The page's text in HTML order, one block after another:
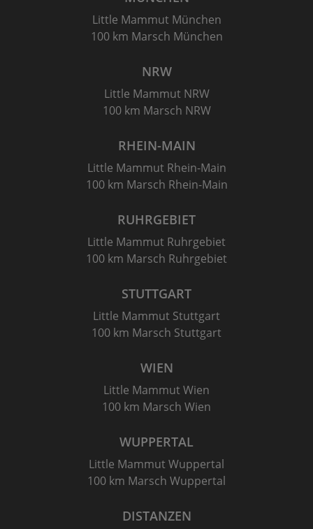
Little Mammut München
100 km Marsch München
NRW
Little Mammut NRW
100 km Marsch NRW
RHEIN-MAIN
Little Mammut Rhein-Main
100 km Marsch Rhein-Main
RUHRGEBIET
Little Mammut Ruhrgebiet
100 km Marsch Ruhrgebiet
STUTTGART
Little Mammut Stuttgart
100 km Marsch Stuttgart
WIEN
Little Mammut Wien
100 km Marsch Wien
WUPPERTAL
Little Mammut Wuppertal
100 km Marsch Wuppertal
DISTANZEN